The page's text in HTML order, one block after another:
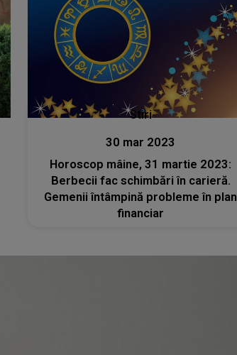
Stiri
30 mar 2023
Horoscop mâine, 31 martie 2023:
Berbecii fac schimbări în carieră.
Gemenii întâmpină probleme în plan
financiar